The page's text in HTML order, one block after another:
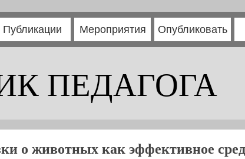
Публикации Мероприятия Опубликовать
ПЕДАГОГА
о животных как эффективное